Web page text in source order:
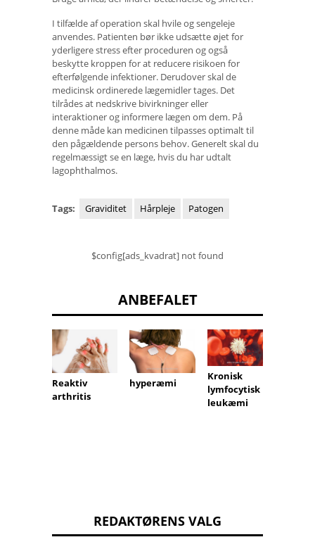
I tilfælde af operation skal hvile og sengeleje
anvendes. Patienten bør ikke udsætte øjet for
yderligere stress efter proceduren og også
beskytte kroppen for at reducere risikoen for
efterfølgende infektioner. Derudover skal de
medicinsk ordinerede lægemidler tages. Det
tilrådes at nedskrive bivirkninger eller
interaktioner og informere lægen om dem. På
denne måde kan medicinen tilpasses optimalt til
den pågældende persons behov. Generelt skal du
regelmæssigt se en læge, hvis du har udtalt
lagophthalmos.
Tags: Graviditet Hårpleje Patogen
$config[ads_kvadrat] not found
ANBEFALET
Reaktiv
arthritis
hyperæmi
Kronisk
lymfocytisk
leukæmi
REDAKTØRENS VALG